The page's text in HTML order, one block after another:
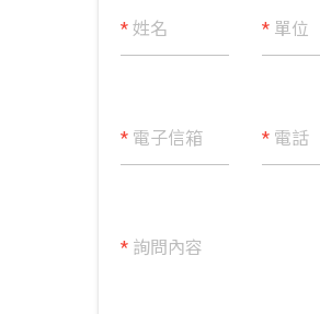
*姓名 * 單位
*電子信箱 * 電話
*詢問內容